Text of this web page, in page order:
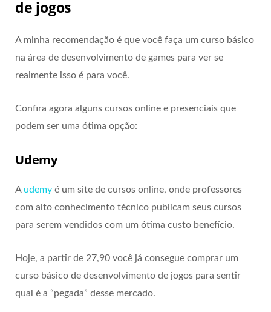
de jogos
A minha recomendação é que você faça um curso básico
na área de desenvolvimento de games para ver se
realmente isso é para você.
Confira agora alguns cursos online e presenciais que
podem ser uma ótima opção:
Udemy
A udemy é um site de cursos online, onde professores
com alto conhecimento técnico publicam seus cursos
para serem vendidos com um ótima custo benefício.
Hoje, a partir de 27,90 você já consegue comprar um
curso básico de desenvolvimento de jogos para sentir
qual é a “pegada” desse mercado.